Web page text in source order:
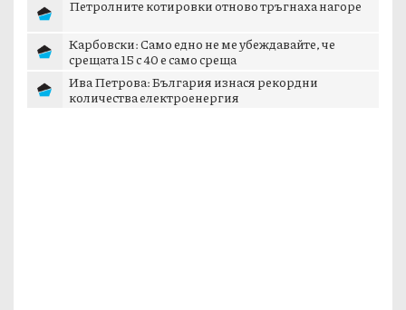
Петролните котировки отново тръгнаха нагоре
Карбовски: Само едно не ме убеждавайте, че
срещата 15 с 40 е само среща
Ива Петрова: България изнася рекордни
количества електроенергия